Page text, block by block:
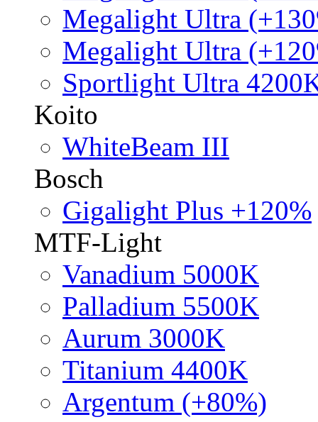
Megalight Ultra
Megalight Ultra
Sportlight Ultra
Koito
WhiteBeam III
Bosch
Gigalight Plus +120%
MTF-Light
Vanadium 5000K
Palladium 5500K
Aurum 3000K
Titanium 4400K
Argentum (+80%)